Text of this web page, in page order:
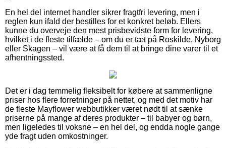
En hel del internet handler sikrer fragtfri levering, men i
reglen kun ifald der bestilles for et konkret beløb. Ellers
kunne du overveje den mest prisbevidste form for levering,
hvilket i de fleste tilfælde – om du er tæt på Roskilde, Nyborg
eller Skagen – vil være at få dem til at bringe dine varer til et
afhentningssted.
Det er i dag temmelig fleksibelt for købere at sammenligne
priser hos flere forretninger på nettet, og med det motiv har
de fleste Mayflower webbutikker været nødt til at sænke
priserne på mange af deres produkter – til babyer og børn,
men ligeledes til voksne – en hel del, og endda nogle gange
yde fragt uden omkostninger.